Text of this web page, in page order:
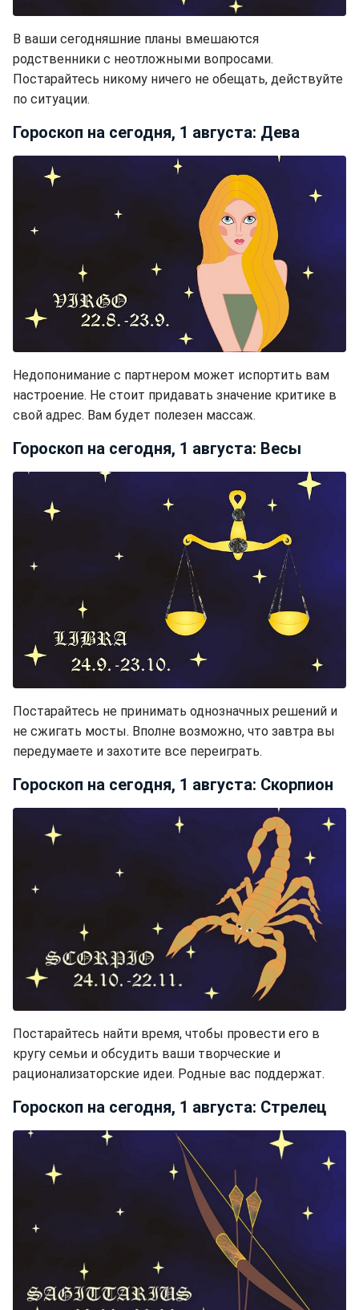
В ваши сегодняшние планы вмешаются
родственники с неотложными вопросами.
Постарайтесь никому ничего не обещать, действуйте
по ситуации.
Гороскоп на сегодня, 1 августа: Дева
Недопонимание с партнером может испортить вам
настроение. Не стоит придавать значение критике в
свой адрес. Вам будет полезен массаж.
Гороскоп на сегодня, 1 августа: Весы
Постарайтесь не принимать однозначных решений и
не сжигать мосты. Вполне возможно, что завтра вы
передумаете и захотите все переиграть.
Гороскоп на сегодня, 1 августа: Скорпион
Постарайтесь найти время, чтобы провести его в
кругу семьи и обсудить ваши творческие и
рационализаторские идеи. Родные вас поддержат.
Гороскоп на сегодня, 1 августа: Стрелец